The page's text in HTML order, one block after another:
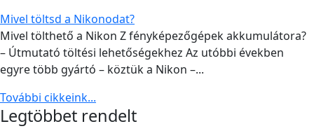
Mivel töltsd a Nikonodat?
Mivel tölthető a Nikon Z fényképezőgépek akkumulátora?
– Útmutató töltési lehetőségekhez Az utóbbi években
egyre több gyártó – köztük a Nikon –...
További cikkeink...
Legtöbbet rendelt